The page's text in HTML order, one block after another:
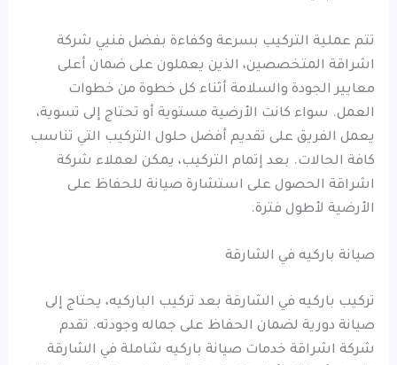
تتم عملية التركيب بسرعة وكفاءة بفضل فنيي شركة
اشراقة المتخصصين، الذين يعملون على ضمان أعلى
معايير الجودة والسلامة أثناء كل خطوة من خطوات
العمل. سواء كانت الأرضية مستوية أو تحتاج إلى تسوية،
يعمل الفريق على تقديم أفضل حلول التركيب التي تناسب
كافة الحالات. بعد إتمام التركيب، يمكن لعملاء شركة
اشراقة الحصول على استشارة صيانة للحفاظ على
الأرضية لأطول فترة.
صيانة باركيه في الشارقة
تركيب باركيه في الشارقة بعد تركيب الباركيه، يحتاج إلى
صيانة دورية لضمان الحفاظ على جماله وجودته. تقدم
شركة اشراقة خدمات صيانة باركيه شاملة في الشارقة